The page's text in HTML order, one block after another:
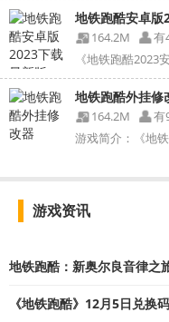
地铁跑酷安卓版
164.2M 有
《地铁跑酷2023
地铁跑酷外挂修
164.2M 有
游戏资讯
地铁跑酷：新奥尔良音律之
《地铁跑酷》12月5日兑换